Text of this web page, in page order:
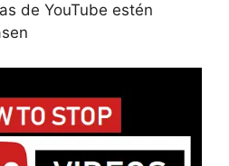
de YouTube estén